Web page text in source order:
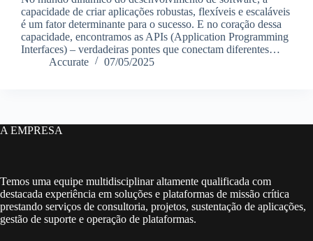
capacidade de criar aplicações robustas, flexíveis e escaláveis
é um fator determinante para o sucesso. E no coração dessa
capacidade, encontramos as APIs (Application Programming
Interfaces) – verdadeiras pontes que conectam diferentes…
Accurate
07/05/2025
A EMPRESA
Temos uma equipe multidisciplinar altamente qualificada com
destacada experiência em soluções e plataformas de missão crítica
prestando serviços de consultoria, projetos, sustentação de aplicações,
gestão de suporte e operação de plataformas.